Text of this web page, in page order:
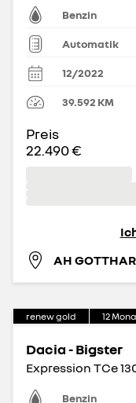
Benzin
Automatik
12/2022
39.592 KM
Preis
22.490 €
AH
renew gold 12
Dacia - Bigster
Expression TCe
Benzin